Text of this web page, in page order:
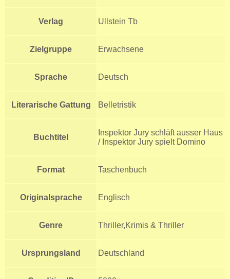
Verlag Ullstein Tb
Zielgruppe Erwachsene
Sprache Deutsch
Literarische Gattung Belletristik
Buchtitel
Inspektor Jury schläft ausser Haus
/ Inspektor Jury spielt Domino
Format Taschenbuch
Originalsprache Englisch
Genre Thriller,Krimis & Thriller
Ursprungsland Deutschland